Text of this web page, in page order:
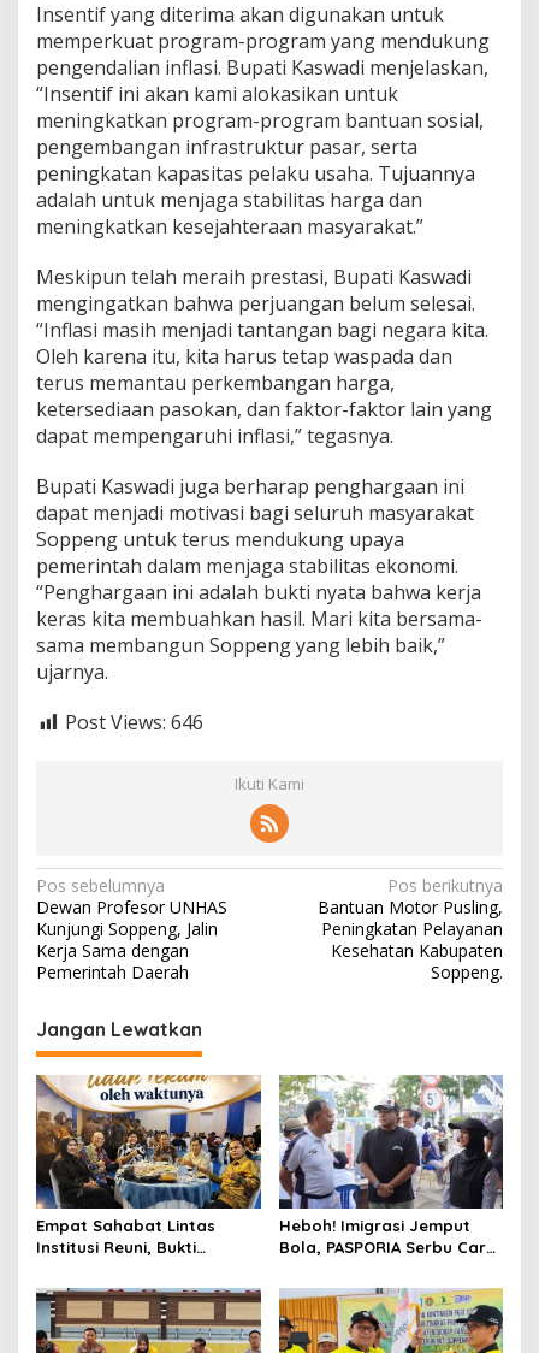
Insentif yang diterima akan digunakan untuk
memperkuat program-program yang mendukung
pengendalian inflasi. Bupati Kaswadi menjelaskan,
“Insentif ini akan kami alokasikan untuk
meningkatkan program-program bantuan sosial,
pengembangan infrastruktur pasar, serta
peningkatan kapasitas pelaku usaha. Tujuannya
adalah untuk menjaga stabilitas harga dan
meningkatkan kesejahteraan masyarakat.”
Meskipun telah meraih prestasi, Bupati Kaswadi
mengingatkan bahwa perjuangan belum selesai.
“Inflasi masih menjadi tantangan bagi negara kita.
Oleh karena itu, kita harus tetap waspada dan
terus memantau perkembangan harga,
ketersediaan pasokan, dan faktor-faktor lain yang
dapat mempengaruhi inflasi,” tegasnya.
Bupati Kaswadi juga berharap penghargaan ini
dapat menjadi motivasi bagi seluruh masyarakat
Soppeng untuk terus mendukung upaya
pemerintah dalam menjaga stabilitas ekonomi.
“Penghargaan ini adalah bukti nyata bahwa kerja
keras kita membuahkan hasil. Mari kita bersama-
sama membangun Soppeng yang lebih baik,”
ujarnya.
Post Views: 646
Ikuti Kami
Navigasi
pos
Pos sebelumnya
Dewan Profesor UNHAS
Kunjungi Soppeng, Jalin
Kerja Sama dengan
Pemerintah Daerah
Pos berikutnya
Bantuan Motor Pusling,
Peningkatan Pelayanan
Kesehatan Kabupaten
Soppeng.
Jangan Lewatkan
Empat Sahabat Lintas
Institusi Reuni, Bukti
Sejak Mengabdi di Soppeng
Heboh! Imigrasi Jemput
Bola, PASPORIA Serbu Car
Warga Antre Nikmati
Layanan Paspor Akhir
Pekan